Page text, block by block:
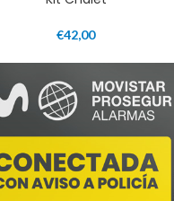
€42,00